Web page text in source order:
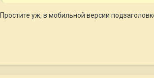
Простите уж, в мобильной версии